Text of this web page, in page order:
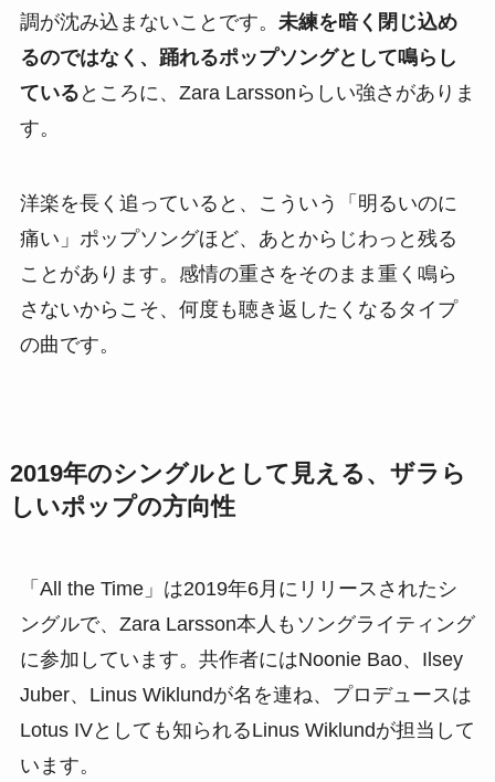
調が沈み込まないことです。 未練を暗く閉じ込め
るのではなく、踊れるポップソングとして鳴らし
ている ところに、Zara Larssonらしい強さがありま
す。
洋楽を長く追っていると、こういう「明るいのに
痛い」ポップソングほど、あとからじわっと残る
ことがあります。感情の重さをそのまま重く鳴ら
さないからこそ、何度も聴き返したくなるタイプ
の曲です。
2019年のシングルとして見える、ザラら
しいポップの方向性
「All the Time」は2019年6月にリリースされたシ
ングルで、Zara Larsson本人もソングライティング
に参加しています。共作者にはNoonie Bao、Ilsey
Juber、Linus Wiklundが名を連ね、プロデュースは
Lotus IVとしても知られるLinus Wiklundが担当して
います。